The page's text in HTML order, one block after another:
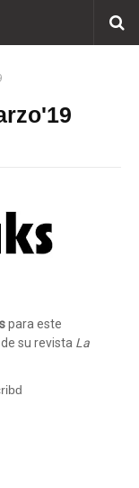
para este
su revista La